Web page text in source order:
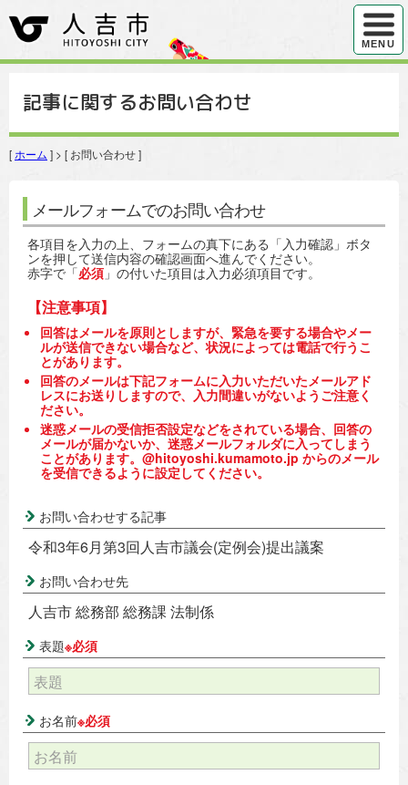
ハンバ
MENU
記事に関するお問い合わせ
[ ホーム ] > [ お問い合わせ ]
メールフォームでのお問い合わせ
各項目を入力の上、フォームの真下にある「入力確認」ボタ
ンを押して送信内容の確認画面へ進んでください。
赤字で「必須 」の付いた項目は入力必須項目です。
【注意事項】
回答はメールを原則としますが、緊急を要する場合やメー
ルが送信できない場合など、状況によっては電話で行うこ
とがあります。
回答のメールは下記フォームに入力いただいたメールアド
レスにお送りしますので、入力間違いがないようご注意く
ださい。
迷惑メールの受信拒否設定などをされている場合、回答の
メールが届かないか、迷惑メールフォルダに入ってしまう
ことがあります。@hitoyoshi.kumamoto.jp からのメール
を受信できるように設定してください。
お問い合わせする記事
令和3年6月第3回人吉市議会(定例会)提出議案
お問い合わせ先
人吉市 総務部 総務課 法制係
表題※必須
お名前※必須